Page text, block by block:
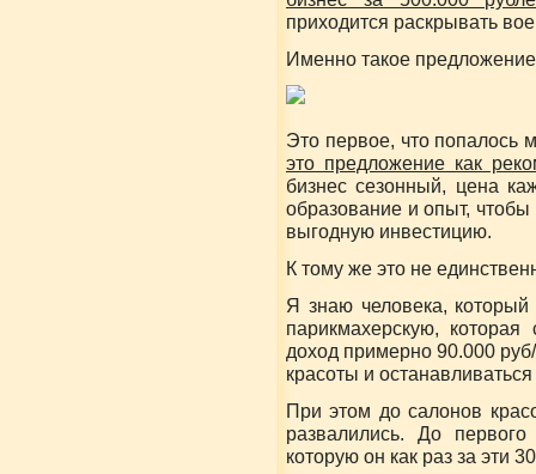
приходится раскрывать
Именно такое
Это первое, что попалось
это предложение как
бизнес сезонный, цена
образование и опыт,
выгодную инвестицию.
К тому же это не
Я знаю человека,
парикмахерскую,
доход примерно 90.000
красоты и
При этом до салонов
развалились. До
которую он как раз за эти